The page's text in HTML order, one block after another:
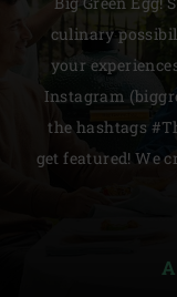
culinary
your
Instagram
the hashtags
get featured! We